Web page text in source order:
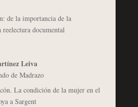
de la importancia de la
documental
Leiva
de Madrazo
La condición de la mujer en el
a Sargent